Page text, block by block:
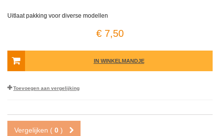
Uitlaat pakking voor diverse modellen
€ 7,50
IN WINKELMANDJE
Toevoegen aan vergelijking
Vergelijken ( 0 )